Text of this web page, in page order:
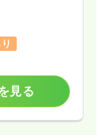
見る